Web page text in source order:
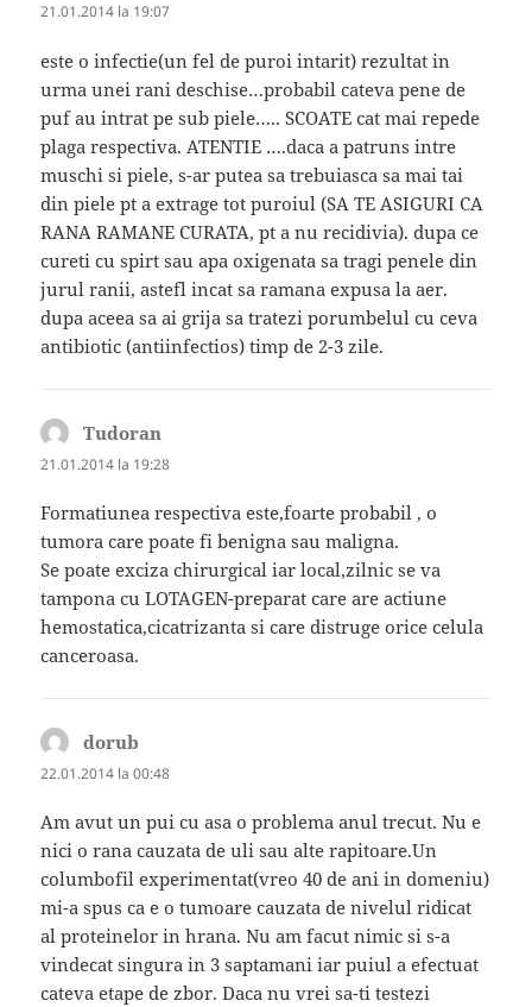
21.01.2014 la 19:07
este o infectie(un fel de puroi intarit) rezultat in
urma unei rani deschise…probabil cateva pene de
puf au intrat pe sub piele….. SCOATE cat mai repede
plaga respectiva. ATENTIE ….daca a patruns intre
muschi si piele, s-ar putea sa trebuiasca sa mai tai
din piele pt a extrage tot puroiul (SA TE ASIGURI CA
RANA RAMANE CURATA, pt a nu recidivia). dupa ce
cureti cu spirt sau apa oxigenata sa tragi penele din
jurul ranii, astefl incat sa ramana expusa la aer.
dupa aceea sa ai grija sa tratezi porumbelul cu ceva
antibiotic (antiinfectios) timp de 2-3 zile.
Tudoran
21.01.2014 la 19:28
Formatiunea respectiva este,foarte probabil , o
tumora care poate fi benigna sau maligna.
Se poate exciza chirurgical iar local,zilnic se va
tampona cu LOTAGEN-preparat care are actiune
hemostatica,cicatrizanta si care distruge orice celula
canceroasa.
dorub
22.01.2014 la 00:48
Am avut un pui cu asa o problema anul trecut. Nu e
nici o rana cauzata de uli sau alte rapitoare.Un
columbofil experimentat(vreo 40 de ani in domeniu)
mi-a spus ca e o tumoare cauzata de nivelul ridicat
al proteinelor in hrana. Nu am facut nimic si s-a
vindecat singura in 3 saptamani iar puiul a efectuat
cateva etape de zbor. Daca nu vrei sa-ti testezi